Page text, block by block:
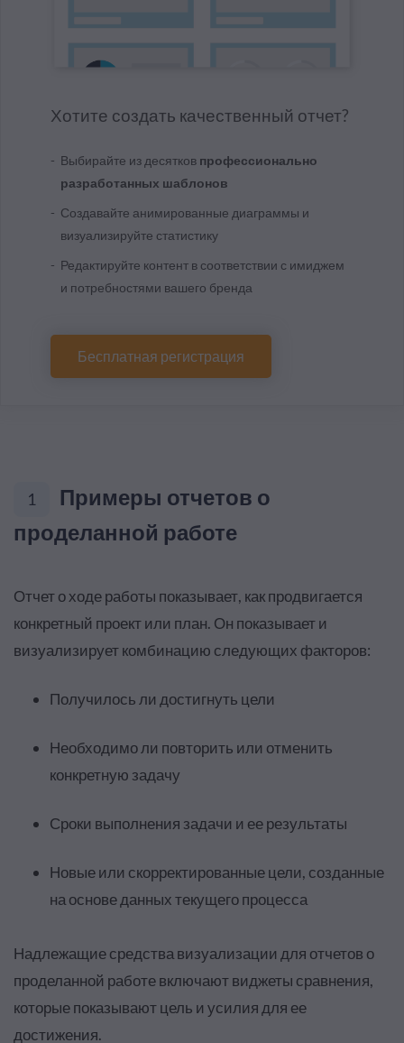
Хотите создать качественный отчет?
Выбирайте из десятков профессионально
разработанных шаблонов
Создавайте анимированные диаграммы и
визуализируйте статистику
Редактируйте контент в соответствии с имиджем
и потребностями вашего бренда
Бесплатная регистрация
1
Примеры отчетов о
проделанной работе
Отчет о ходе работы показывает, как продвигается
конкретный проект или план. Он показывает и
визуализирует комбинацию следующих факторов:
Получилось ли достигнуть цели
Необходимо ли повторить или отменить
конкретную задачу
Сроки выполнения задачи и ее результаты
Новые или скорректированные цели, созданные
на основе данных текущего процесса
Надлежащие средства визуализации для отчетов о
проделанной работе включают виджеты сравнения,
которые показывают цель и усилия для ее
достижения.